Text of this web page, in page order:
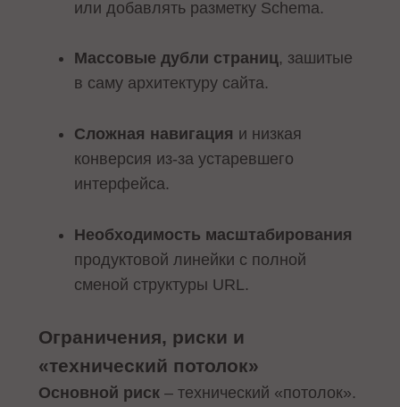
или добавлять разметку Schema.
Массовые дубли страниц, зашитые
в саму архитектуру сайта.
Сложная навигация и низкая
конверсия из-за устаревшего
интерфейса.
Необходимость масштабирования
продуктовой линейки с полной
сменой структуры URL.
Ограничения, риски и
«технический потолок»
Основной риск– технический «потолок».